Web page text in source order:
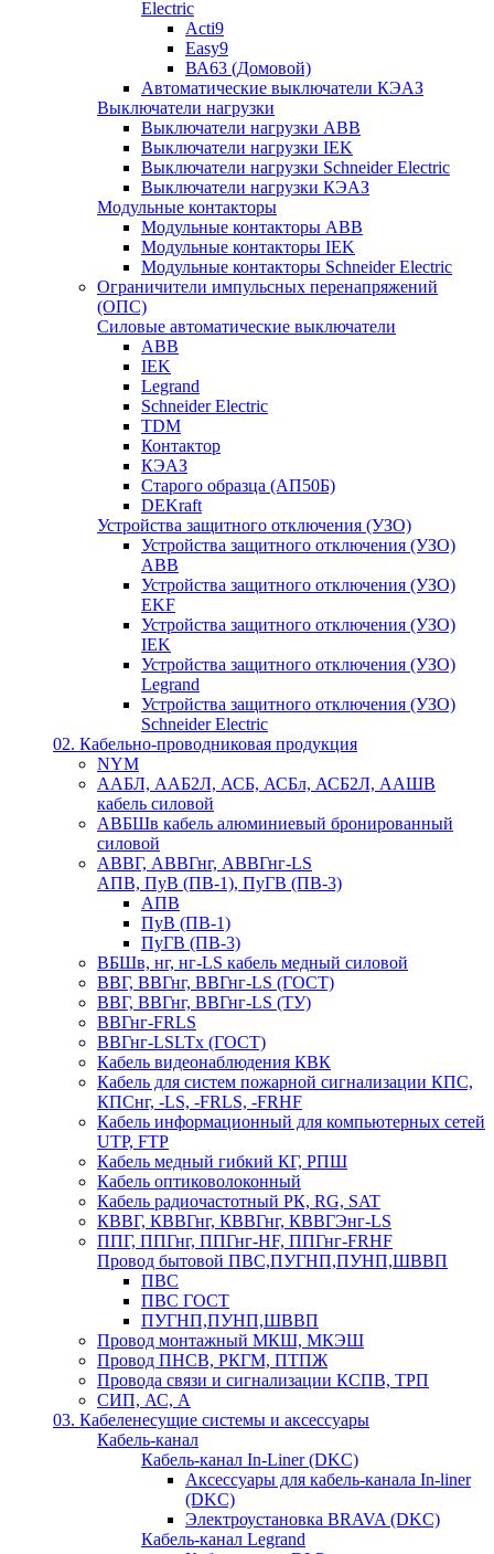
Electric
Acti9
Easy9
ВА63 (Домовой)
Автоматические выключатели КЭАЗ
Выключатели нагрузки
Выключатели нагрузки ABB
Выключатели нагрузки IEK
Выключатели нагрузки Schneider Electric
Выключатели нагрузки КЭАЗ
Модульные контакторы
Модульные контакторы ABB
Модульные контакторы IEK
Модульные контакторы Schneider Electric
Ограничители импульсных перенапряжений
(ОПС)
Силовые автоматические выключатели
ABB
IEK
Legrand
Schneider Electric
TDM
Контактор
КЭАЗ
Старого образца (АП50Б)
DEKraft
Устройства защитного отключения (УЗО)
Устройства защитного отключения (УЗО)
ABB
Устройства защитного отключения (УЗО)
EKF
Устройства защитного отключения (УЗО)
IEK
Устройства защитного отключения (УЗО)
Legrand
Устройства защитного отключения (УЗО)
Schneider Electric
02. Кабельно-проводниковая продукция
NYM
ААБЛ, ААБ2Л, АСБ, АСБл, АСБ2Л, ААШВ
кабель силовой
АВБШв кабель алюминиевый бронированный
силовой
АВВГ, АВВГнг, АВВГнг-LS
АПВ, ПуВ (ПВ-1), ПуГВ (ПВ-3)
АПВ
ПуВ (ПВ-1)
ПуГВ (ПВ-3)
ВБШв, нг, нг-LS кабель медный силовой
ВВГ, ВВГнг, ВВГнг-LS (ГОСТ)
ВВГ, ВВГнг, ВВГнг-LS (ТУ)
ВВГнг-FRLS
ВВГнг-LSLTx (ГОСТ)
Кабель видеонаблюдения КВК
Кабель для систем пожарной сигнализации КПС,
КПСнг, -LS, -FRLS, -FRHF
Кабель информационный для компьютерных сетей
UTP, FTP
Кабель медный гибкий КГ, РПШ
Кабель оптиковолоконный
Кабель радиочастотный РК, RG, SAT
КВВГ, КВВГнг, КВВГнг, КВВГЭнг-LS
ППГ, ППГнг, ППГнг-HF, ППГнг-FRHF
Провод бытовой ПВС,ПУГНП,ПУНП,ШВВП
ПВС
ПВС ГОСТ
ПУГНП,ПУНП,ШВВП
Провод монтажный МКШ, МКЭШ
Провод ПНСВ, РКГМ, ПТПЖ
Провода связи и сигнализации КСПВ, ТРП
СИП, АС, А
03. Кабеленесущие системы и аксессуары
Кабель-канал
Кабель-канал In-Liner (DKC)
Аксессуары для кабель-канала In-liner
(DKC)
Электроустановка BRAVA (DKC)
Кабель-канал Legrand